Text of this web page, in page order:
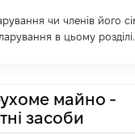
чи членів його
в цьому розділі.
майно -
засоби